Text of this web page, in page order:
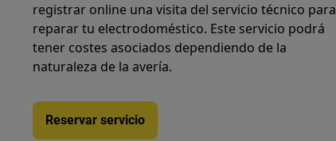
registrar online una visita del servicio técnico para
reparar tu electrodoméstico. Este servicio podrá
tener costes asociados dependiendo de la
naturaleza de la avería.
Reservar servicio